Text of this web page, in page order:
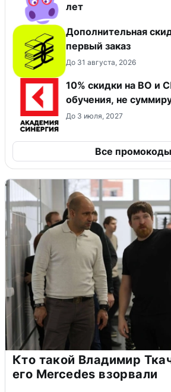
лет
Дополнительная
первый заказ
До 31 августа, 2026
10% скидки на ВО и
обучения, не
До 3 июля, 2027
Все промокоды
Кто такой Владимир
его Mercedes взорвали